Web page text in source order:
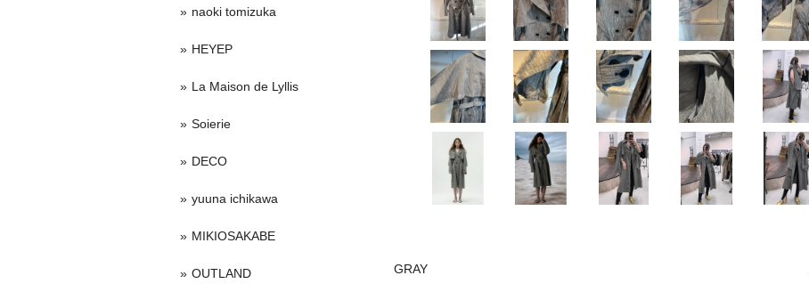
GRAY
naoki tomizuka
HEYEP
La Maison de Lyllis
Soierie
DECO
yuuna ichikawa
MIKIOSAKABE
OUTLAND